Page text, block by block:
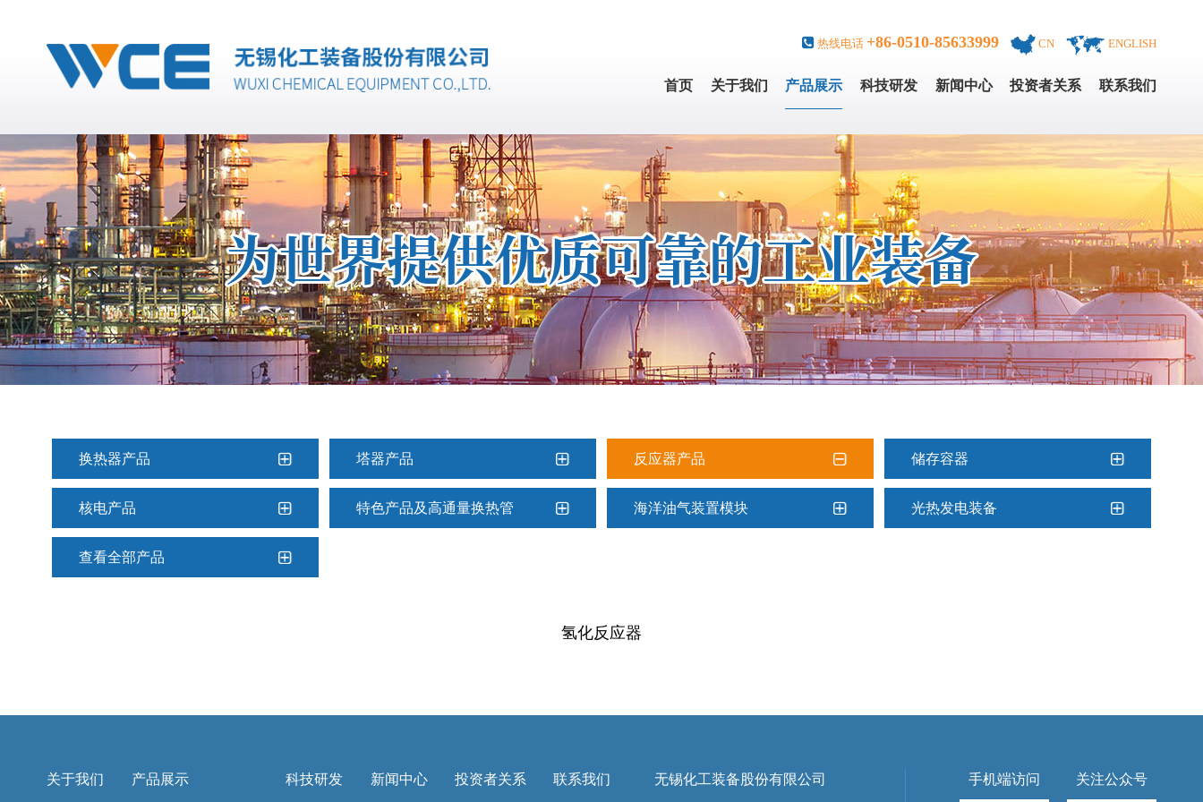
热线电话 +86-0510-85633999 CN ENGLISH
首页 关于我们 产品展示 科技研发 新闻中心 投资者关系 联系我们
换热器产品 塔器产品 反应器产品 储存容器
核电产品 特色产品及高通量换热管 海洋油气装置模块 光热发电装备
查看全部产品
氢化反应器
关于我们 产品展示 科技研发 新闻中心 投资者关系 联系我们 无锡化工装备股份有限公司 手机端访问 关注公众号